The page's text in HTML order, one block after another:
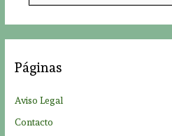
r
Páginas
Aviso Legal
Contacto